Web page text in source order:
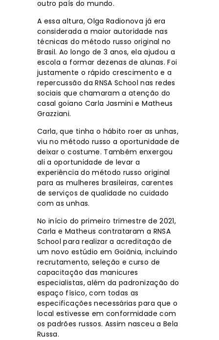
outro país do mundo.
A essa altura, Olga Radionova já era
considerada a maior autoridade nas
técnicas do método russo original no
Brasil. Ao longo de 3 anos, ela ajudou a
escola a formar dezenas de alunas. Foi
justamente o rápido crescimento e a
repercussão da RNSA School nas redes
sociais que chamaram a atenção do
casal goiano Carla Jasmini e Matheus
Grazziani.
Carla, que tinha o hábito roer as unhas,
viu no método russo a oportunidade de
deixar o costume. Também enxergou
ali a oportunidade de levar a
experiência do método russo original
para as mulheres brasileiras, carentes
de serviços de qualidade no cuidado
com as unhas.
No início do primeiro trimestre de 2021,
Carla e Matheus contrataram a RNSA
School para realizar a acreditação de
um novo estúdio em Goiânia, incluindo
recrutamento, seleção e curso de
capacitação das manicures
especialistas, além da padronização do
espaço físico, com todas as
especificações necessárias para que o
local estivesse em conformidade com
os padrões russos. Assim nasceu a Bela
Russa.